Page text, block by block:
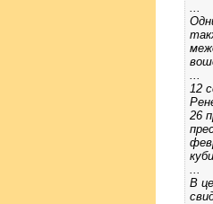
...
...
12
26
...
В